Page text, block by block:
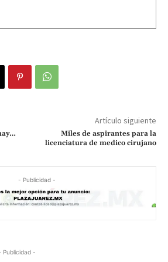
Artículo siguiente
Miles de aspirantes para la
licenciatura de medico cirujano
- Publicidad -
Publicidad -